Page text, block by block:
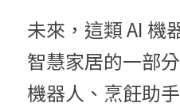
未來，這類 AI 機
智慧家居的一部
機器人、烹飪助